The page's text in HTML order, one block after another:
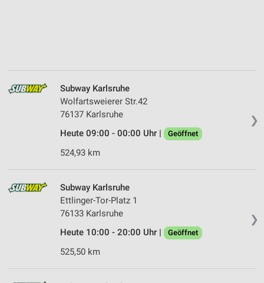
❯
Subway Karlsruhe
Wolfartsweierer Str.42
76137 Karlsruhe
Heute 09:00 - 00:00 Uhr |
Geöffnet
524,93 km
❯
Subway Karlsruhe
Ettlinger-Tor-Platz 1
76133 Karlsruhe
Heute 10:00 - 20:00 Uhr |
Geöffnet
525,50 km